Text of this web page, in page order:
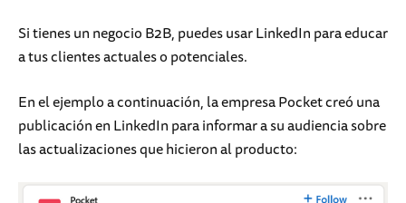
Si tienes un negocio B2B, puedes usar LinkedIn para educar
a tus clientes actuales o potenciales.
En el ejemplo a continuación, la empresa Pocket creó una
publicación en LinkedIn para informar a su audiencia sobre
las actualizaciones que hicieron al producto: